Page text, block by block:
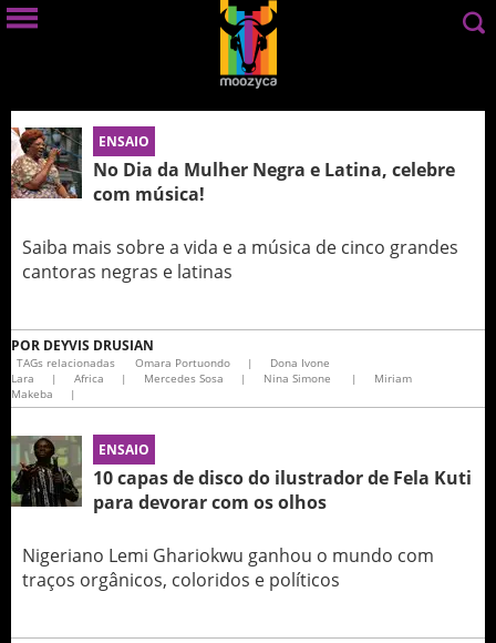
ENSAIO
No Dia da Mulher Negra e Latina, celebre
com música!
Saiba mais sobre a vida e a música de cinco grandes
cantoras negras e latinas
POR DEYVIS DRUSIAN
TAGs relacionadas Omara Portuondo |
Dona Ivone
Lara
| Africa | Mercedes Sosa | Nina Simone |
Miriam
Makeba
|
ENSAIO
10 capas de disco do ilustrador de Fela Kuti
para devorar com os olhos
Nigeriano Lemi Ghariokwu ganhou o mundo com
traços orgânicos, coloridos e políticos